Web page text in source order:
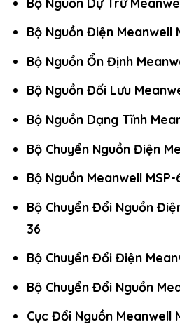
Bộ Nguồn Điện Meanwell
Bộ Nguồn Ổn Định
Bộ Nguồn Đối Lưu
Bộ Nguồn Dạng Tĩnh
Bộ Chuyển Nguồn Điện
Bộ Nguồn Meanwell
Bộ Chuyển Đổi Nguồn
36
Bộ Chuyển Đổi Điện
Bộ Chuyển Đổi Nguồn
Cục Đổi Nguồn Meanwell